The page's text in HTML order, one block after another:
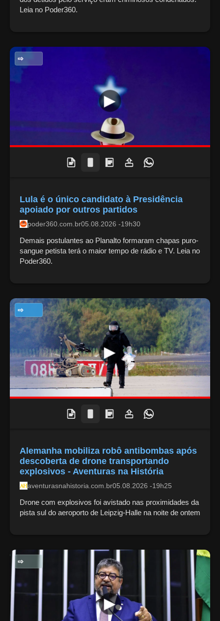
Leia no Poder360.
POLITICA NACIONAL
Lula é o único candidato à Presidência
apoiado por outros partidos
poder360.com.br05.08.2026 -19h30
Demais postulantes ao Planalto formaram chapas puro-
sangue petista terá o maior tempo de rádio e TV. Leia no
Poder360.
TECNOLOGIA
Alemanha mobiliza robô antibombas após
descoberta de drone transportando
explosivos - Aventuras na História
aventurasnahistoria.com.br05.08.2026 -19h25
Drone com explosivos foi avistado nas proximidades da
pista sul do aeroporto de Leipzig-Halle na noite de ontem
POLITICA NACIONAL